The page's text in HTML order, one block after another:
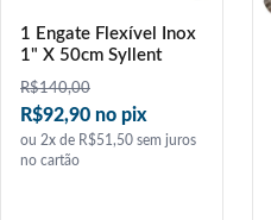
1 Engate Flexível Inox
1" X 50cm Syllent
R$140,00
R$92,90 no pix
ou 2x de R$51,50 sem juros
no cartão